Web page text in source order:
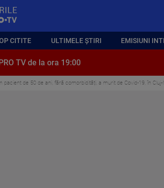
CITITE ULTIMELE ȘTIRI EMISIUNI
TV de la ora 19:00
pacient de 50 de ani, fără comorbidități, a murit de Covid-19, în